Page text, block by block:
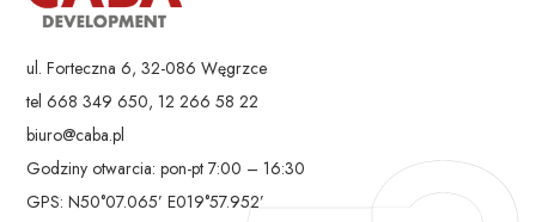
ul. Forteczna 6, 32-086 Węgrzce
tel 668 349 650, 12 266 58 22
biuro@caba.pl
Godziny otwarcia: pon-pt 7:00 – 16:30
GPS: N50°07.065’ E019°57.952’